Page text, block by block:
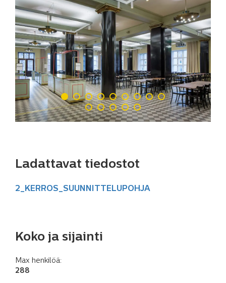
Ladattavat tiedostot
2_KERROS_SUUNNITTELUPOHJA
Koko ja sijainti
Max henkilöä:
288